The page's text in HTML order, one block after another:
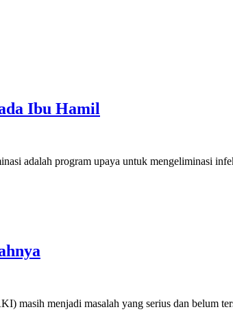
Ibu Hamil
adalah program upaya untuk mengeliminasi
menjadi masalah yang serius dan belum